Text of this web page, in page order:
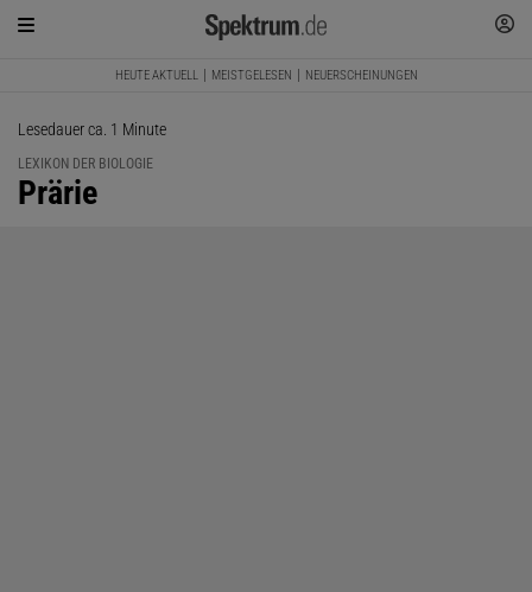
HEUTE AKTUELL MEISTGELESEN NEUERSCHEINUNGEN
Lesedauer ca. 1 Minute
LEXIKON DER BIOLOGIE
:
Prärie